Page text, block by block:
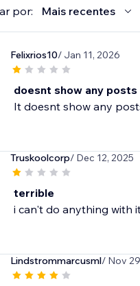
por: Mais recentes
Felixrios10/ Jan 11, 2026
doesnt show any posts
It doesnt show any
Truskoolcorp/ Dec 12, 2025
terrible
i can't do anything with
Lindstrommarcusml/ Nov